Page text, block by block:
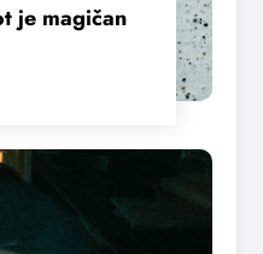
je magičan